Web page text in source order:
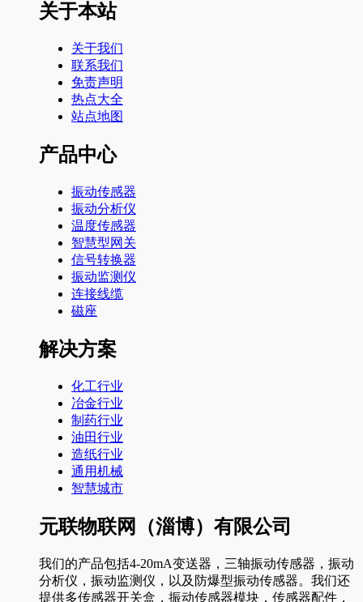
关于本站
关于我们
联系我们
免责声明
热点大全
站点地图
产品中心
振动传感器
振动分析仪
温度传感器
智慧型网关
信号转换器
振动监测仪
连接线缆
磁座
解决方案
化工行业
冶金行业
制药行业
油田行业
造纸行业
通用机械
智慧城市
元联物联网（淄博）有限公司
我们的产品包括4-20mA变送器，三轴振动传感器，振动
分析仪，振动监测仪，以及防爆型振动传感器。我们还
提供多传感器开关盒，振动传感器模块，传感器配件，